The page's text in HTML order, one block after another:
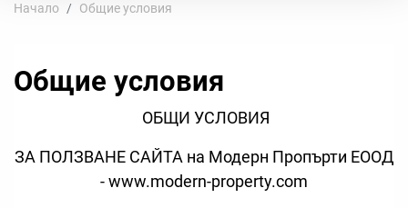
Начало Общие условия
Общие условия
ОБЩИ УСЛОВИЯ
ЗА ПОЛЗВАНЕ САЙТА на Модерн Пропърти ЕООД
- www.modern-property.com